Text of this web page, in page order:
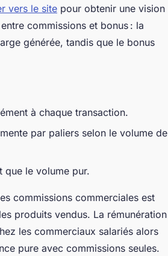
vers le site pour obtenir une vision
commissions et bonus : la
générée, tandis que le bonus
à chaque transaction.
par paliers selon le volume de
que le volume pur.
commissions commerciales est
produits vendus. La rémunération
les commerciaux salariés alors
pure avec commissions seules.